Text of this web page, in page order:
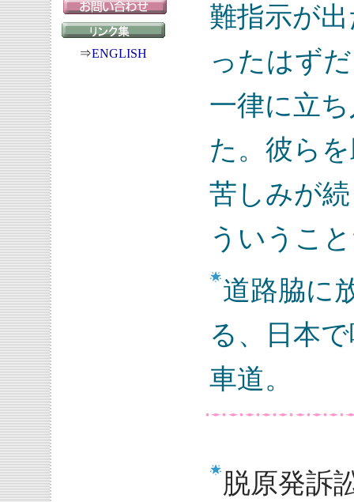
⇒ENGLISH
難指示が
ったはず
一律に立
た。彼ら
苦しみが
ういうこ
道路脇に
る、日本
車道。
脱原発訴